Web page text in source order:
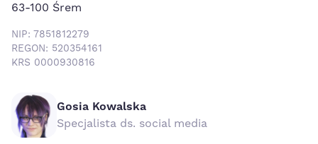
63-100 Śrem
NIP: 7851812279
REGON: 520354161
KRS 0000930816
Gosia Kowalska
Specjalista ds. social media